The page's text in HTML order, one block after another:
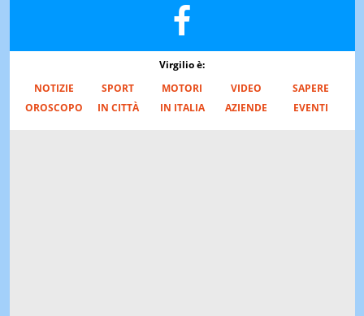
Virgilio è:
NOTIZIE
SPORT MOTORI VIDEO
SAPERE
OROSCOPO
IN CITTÀ IN ITALIA AZIENDE EVENTI